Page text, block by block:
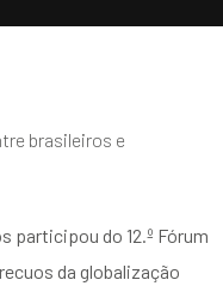
brasileiros e
participou do 12.º Fórum
da globalização